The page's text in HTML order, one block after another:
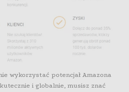
wykorzystać potencjał Amazona
i globalnie, musisz znać